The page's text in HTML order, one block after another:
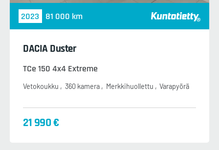
2023 81 000 km
DACIA Duster
TCe 150 4x4 Extreme
Vetokoukku 360 kamera Merkkihuollettu Varapyörä
21 990 €